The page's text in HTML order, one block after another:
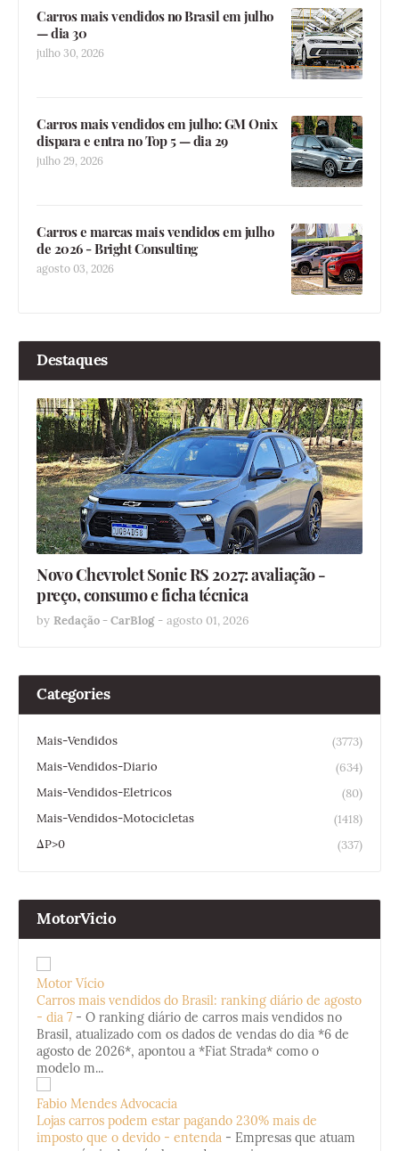
Carros mais vendidos no Brasil em julho
— dia 30
julho 30, 2026
Carros mais vendidos em julho: GM Onix
dispara e entra no Top 5 — dia 29
julho 29, 2026
Carros e marcas mais vendidos em julho
de 2026 - Bright Consulting
agosto 03, 2026
Destaques
Novo Chevrolet Sonic RS 2027: avaliação -
preço, consumo e ficha técnica
by Redação - CarBlog - agosto 01, 2026
Categories
Mais-Vendidos
(3773)
Mais-Vendidos-Diario
(634)
Mais-Vendidos-Eletricos
(80)
Mais-Vendidos-Motocicletas
(1418)
ΔP>0
(337)
MotorVicio
Motor Vício
Carros mais vendidos do Brasil: ranking diário de agosto
- dia 7 - O ranking diário de carros mais vendidos no
Brasil, atualizado com os dados de vendas do dia *6 de
agosto de 2026*, apontou a *Fiat Strada* como o
modelo m...
Fabio Mendes Advocacia
Lojas carros podem estar pagando 230% mais de
imposto que o devido - entenda - Empresas que atuam